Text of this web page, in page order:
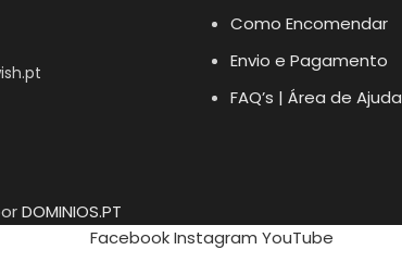
Como Encomendar
Envio e Pagamento
FAQ’s | Área de Ajuda
DOMINIOS.PT
FacebookInstagram YouTube